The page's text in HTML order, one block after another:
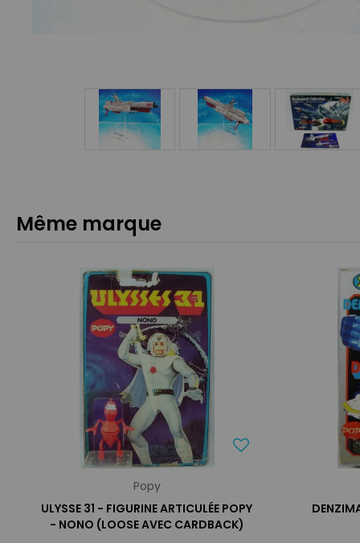
Même marque
Popy
ULYSSE 31 - FIGURINE ARTICULÉE POPY
- NONO (LOOSE AVEC CARDBACK)